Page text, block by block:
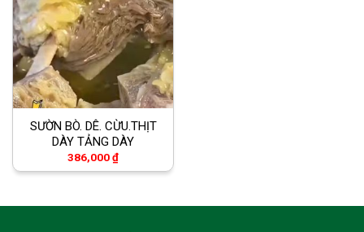
SƯỜN BÒ. DÊ. CỪU.THỊT
DÀY TẢNG DÀY
386,000₫